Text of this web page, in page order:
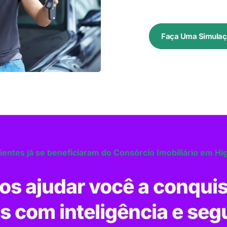
Faça Uma
já se beneficiaram do Consórcio Imobiliário em
ajudar você a
com inteligência e